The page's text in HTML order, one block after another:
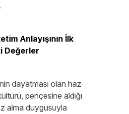
Anlayışının İlk
Değerler
dayatması olan haz
pençesine aldığı
alma duygusuyla